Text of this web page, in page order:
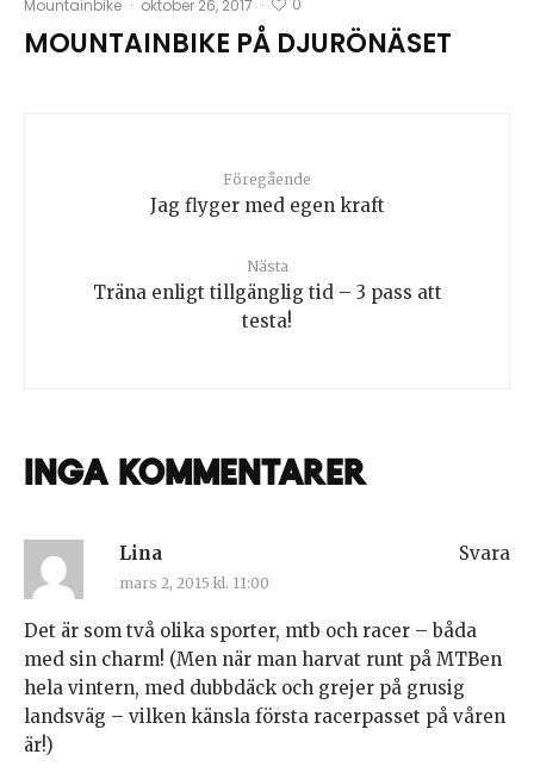
Mountainbike · oktober 26, 2017 · 0
MOUNTAINBIKE PÅ DJURÖNÄSET
Föregående
Jag flyger med egen kraft
Nästa
Träna enligt tillgänglig tid – 3 pass att
testa!
Inga kommentarer
Lina
mars 2, 2015 kl. 11:00
Det är som två olika sporter, mtb och racer – båda
med sin charm! (Men när man harvat runt på MTBen
hela vintern, med dubbdäck och grejer på grusig
landsväg – vilken känsla första racerpasset på våren
är!)
Svara